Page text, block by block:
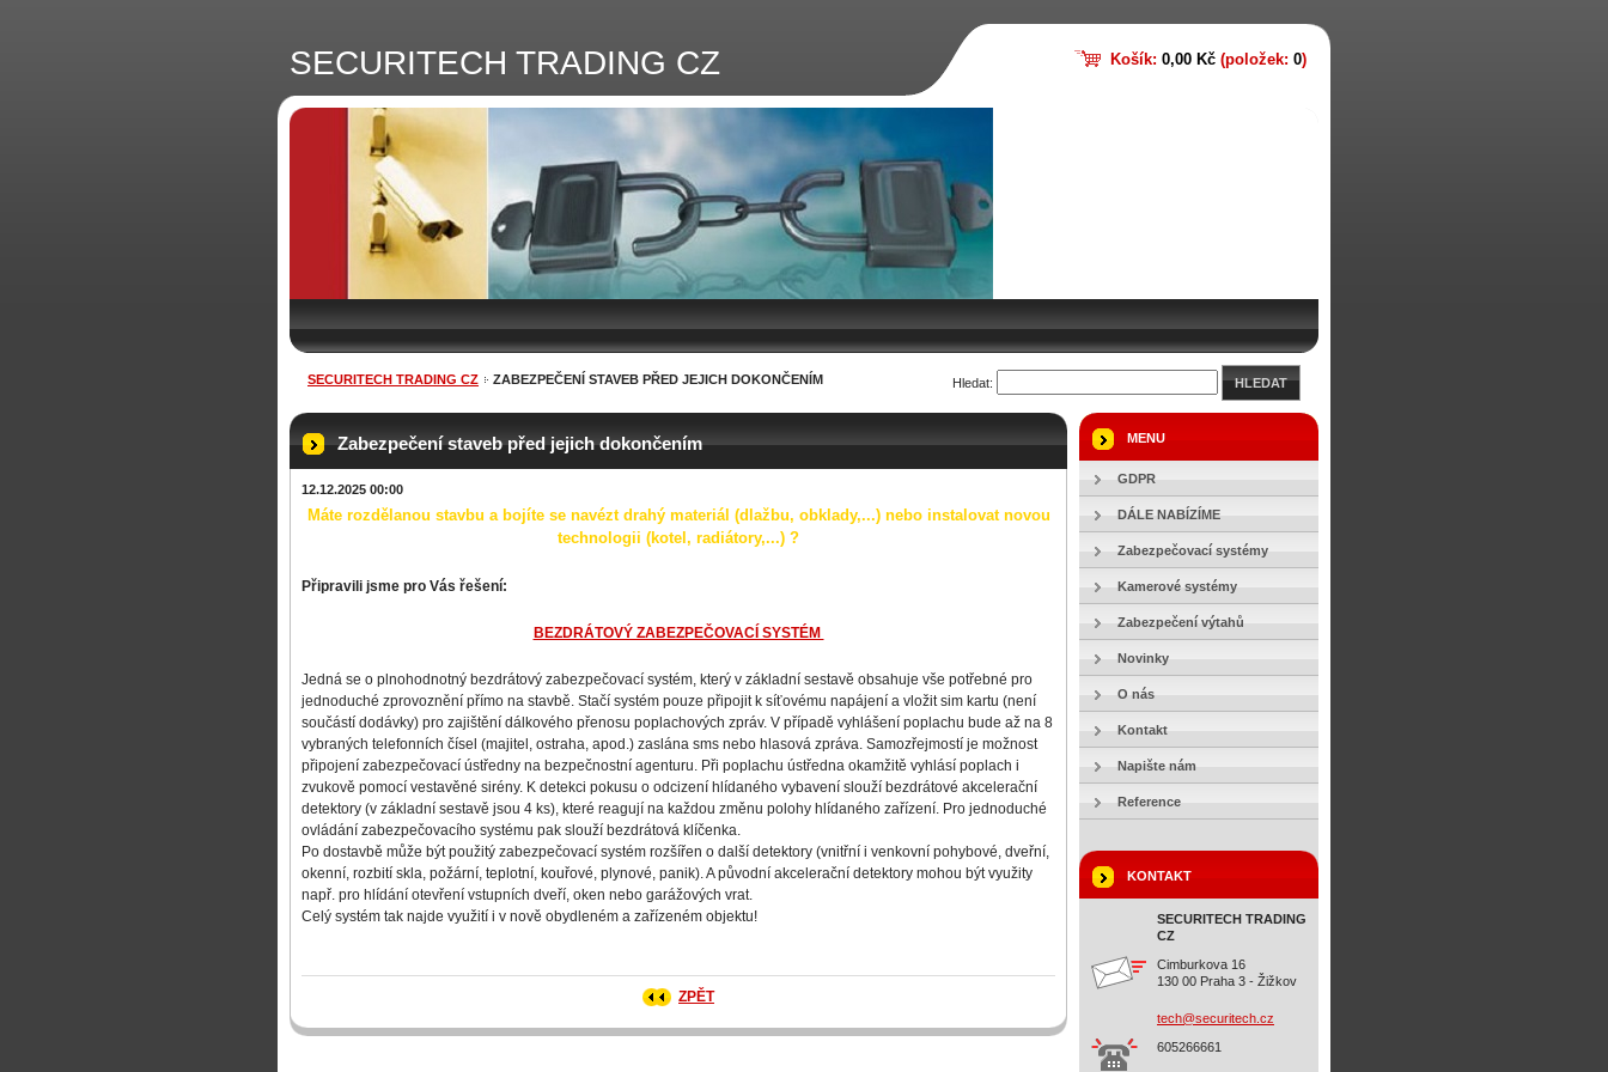
SECURITECH TRADING CZ
SECURITECH TRADING CZ ZABEZPEČENÍ STAVEB PŘED JEJICH DOKONČENÍM Hledat: HLEDAT
Zabezpečení staveb před jejich dokončením
12.12.2025 00:00
Máte rozdělanou stavbu a bojíte se navézt drahý materiál (dlažbu, obklady,...) nebo instalovat novou
technologii (kotel, radiátory,...) ?
Připravili jsme pro Vás řešení:
BEZDRÁTOVÝ ZABEZPEČOVACÍ SYSTÉM
Jedná se o plnohodnotný bezdrátový zabezpečovací systém, který v základní sestavě obsahuje vše potřebné pro
jednoduché zprovoznění přímo na stavbě. Stačí systém pouze připojit k síťovému napájení a vložit sim kartu (není
součástí dodávky) pro zajištění dálkového přenosu poplachových zpráv. V případě vyhlášení poplachu bude až na 8
vybraných telefonních čísel (majitel, ostraha, apod.) zaslána sms nebo hlasová zpráva. Samozřejmostí je možnost
připojení zabezpečovací ústředny na bezpečnostní agenturu. Při poplachu ústředna okamžitě vyhlásí poplach i
zvukově pomocí vestavěné sirény. K detekci pokusu o odcizení hlídaného vybavení slouží bezdrátové akcelerační
detektory (v základní sestavě jsou 4 ks), které reagují na každou změnu polohy hlídaného zařízení. Pro jednoduché
ovládání zabezpečovacího systému pak slouží bezdrátová klíčenka.
Po dostavbě může být použitý zabezpečovací systém rozšířen o další detektory (vnitřní i venkovní pohybové, dveřní,
okenní, rozbití skla, požární, teplotní, kouřové, plynové, panik). A původní akcelerační detektory mohou být využity
např. pro hlídání otevření vstupních dveří, oken nebo garážových vrat.
Celý systém tak najde využití i v nově obydleném a zařízeném objektu!
ZPĚT
MENU
GDPR
DÁLE NABÍZÍME
Zabezpečovací systémy
Kamerové systémy
Zabezpečení výtahů
Novinky
O nás
Kontakt
Napište nám
Reference
KONTAKT
SECURITECH TRADING
CZ
Cimburkova 16
130 00 Praha 3 - Žižkov
tech@securitech. cz
605266661
Košík: 0,00 Kč (položek: 0)